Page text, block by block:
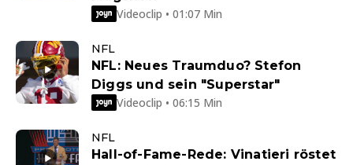
Videoclip • 01:07 Min
NFL
NFL: Neues Traumduo? Stefon
Diggs und sein "Superstar"
Videoclip • 06:15 Min
NFL
Hall-of-Fame-Rede: Vinatieri röstet